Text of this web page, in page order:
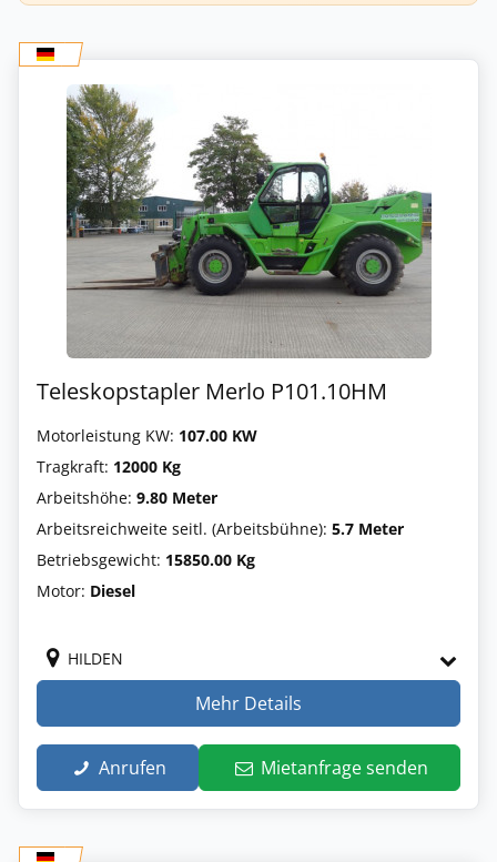
Teleskopstapler Merlo P101.10HM
Motorleistung KW: 107.00 KW
Tragkraft: 12000 Kg
Arbeitshöhe: 9.80 Meter
Arbeitsreichweite seitl. (Arbeitsbühne): 5.7 Meter
Betriebsgewicht: 15850.00 Kg
Motor: Diesel
HILDEN
Mehr Details
Anrufen Mietanfrage senden